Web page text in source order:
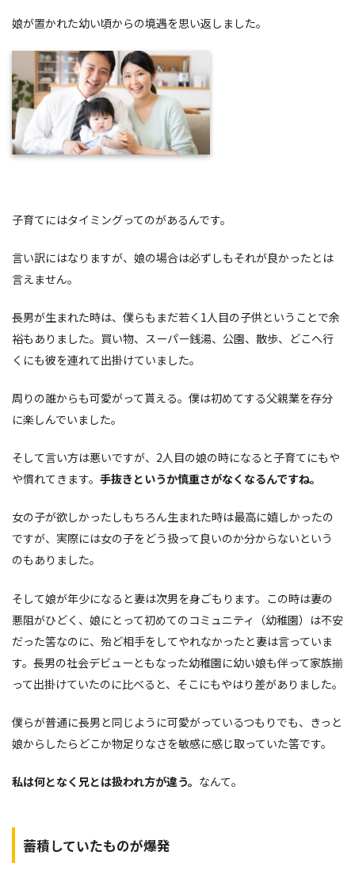
娘が置かれた幼い頃からの境遇を思い返しました。
子育てにはタイミングってのがあるんです。
言い訳にはなりますが、娘の場合は必ずしもそれが良かったとは
言えません。
長男が生まれた時は、僕らもまだ若く1人目の子供ということで余
裕もありました。買い物、スーパー銭湯、公園、散歩、どこへ行
くにも彼を連れて出掛けていました。
周りの誰からも可愛がって貰える。僕は初めてする父親業を存分
に楽しんでいました。
そして言い方は悪いですが、2人目の娘の時になると子育てにもや
や慣れてきます。 手抜きというか慎重さがなくなるんですね。
女の子が欲しかったしもちろん生まれた時は最高に嬉しかったの
ですが、実際には女の子をどう扱って良いのか分からないという
のもありました。
そして娘が年少になると妻は次男を身ごもります。この時は妻の
悪阻がひどく、娘にとって初めてのコミュニティ（幼稚園）は不安
だった筈なのに、殆ど相手をしてやれなかったと妻は言っていま
す。長男の社会デビューともなった幼稚園に幼い娘も伴って家族揃
って出掛けていたのに比べると、そこにもやはり差がありました。
僕らが普通に長男と同じように可愛がっているつもりでも、きっと
娘からしたらどこか物足りなさを敏感に感じ取っていた筈です。
私は何となく兄とは扱われ方が違う。 なんて。
蓄積していたものが爆発